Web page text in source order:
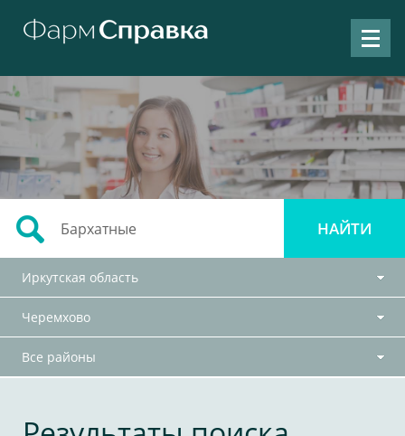
Иркутская область
Черемхово
Все районы